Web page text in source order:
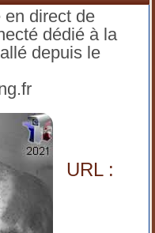
en direct de
dédié à la
depuis le
URL :